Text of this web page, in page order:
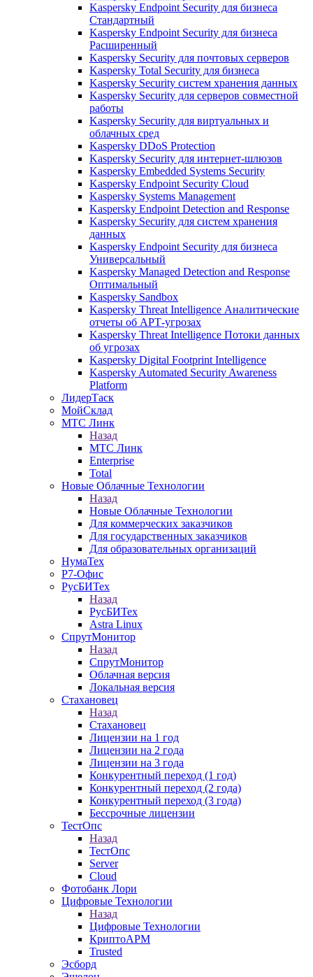
Kaspersky Endpoint Security для бизнеса
Стандартный
Kaspersky Endpoint Security для бизнеса
Расширенный
Kaspersky Security для почтовых серверов
Kaspersky Total Security для бизнеса
Kaspersky Security систем хранения данных
Kaspersky Security для серверов совместной
работы
Kaspersky Security для виртуальных и
облачных сред
Kaspersky DDoS Protection
Kaspersky Security для интернет-шлюзов
Kaspersky Embedded Systems Security
Kaspersky Endpoint Security Cloud
Kaspersky Systems Management
Kaspersky Endpoint Detection and Response
Kaspersky Security для систем хранения
данных
Kaspersky Endpoint Security для бизнеса
Универсальный
Kaspersky Managed Detection and Response
Оптимальный
Kaspersky Sandbox
Kaspersky Threat Intelligence Аналитические
отчеты об АРТ-угрозах
Kaspersky Threat Intelligence Потоки данных
об угрозах
Kaspersky Digital Footprint Intelligence
Kaspersky Automated Security Awareness
Platform
ЛидерТаск
МойСклад
МТС Линк
Назад
МТС Линк
Enterprise
Total
Новые Облачные Технологии
Назад
Новые Облачные Технологии
Для коммерческих заказчиков
Для государственных заказчиков
Для образовательных организаций
НумаТех
Р7-Офис
РусБИТех
Назад
РусБИТех
Astra Linux
СпрутМонитор
Назад
СпрутМонитор
Облачная версия
Локальная версия
Стахановец
Назад
Стахановец
Лицензии на 1 год
Лицензии на 2 года
Лицензии на 3 года
Конкурентный переход (1 год)
Конкурентный переход (2 года)
Конкурентный переход (3 года)
Бессрочные лицензии
ТестОпс
Назад
ТестОпс
Server
Cloud
Фотобанк Лори
Цифровые Технологии
Назад
Цифровые Технологии
КриптоАРМ
Trusted
Эсборд